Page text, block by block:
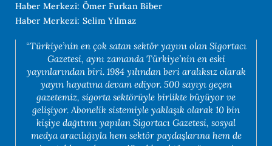
Haber Merkezi: Ömer Furkan Biber
Haber Merkezi: Selim Yılmaz
“Türkiye’nin en çok satan sektör yayını olan Sigortacı
Gazetesi, aynı zamanda Türkiye’nin en eski
yayınlarından biri. 1984 yılından beri aralıksız olarak
yayın hayatına devam ediyor. 500 sayıyı geçen
gazetemiz, sigorta sektörüyle birlikte büyüyor ve
gelişiyor. Abonelik sistemiyle yaklaşık olarak 10 bin
kişiye dağıtımı yapılan Sigortacı Gazetesi, sosyal
medya aracılığıyla hem sektör paydaşlarına hem de